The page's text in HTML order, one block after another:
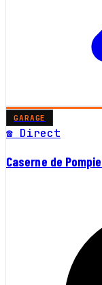
GARAGE
☎ Direct
Caserne de